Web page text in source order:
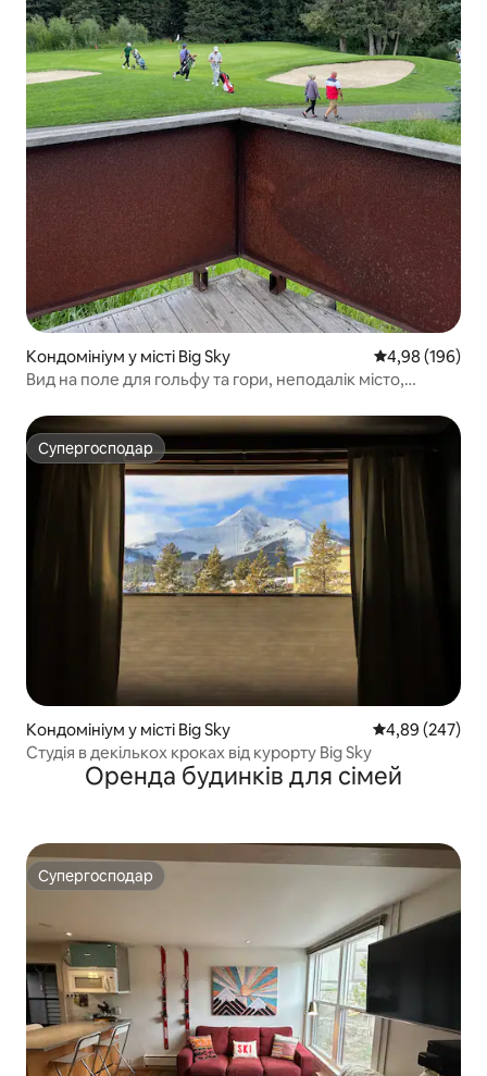
Кондомініум у місті Big Sky Середня
4,98 (196)
Вид на поле для гольфу та гори, неподалік місто,
Супергосподар
Супергосподар
Кондомініум у місті Big Sky Середня
4,89 (247)
Студія в декількох кроках від курорту Big Sky
Оренда будинків для сімей
Супергосподар
Супергосподар